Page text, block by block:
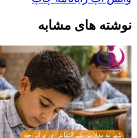
نوشته های مشابه